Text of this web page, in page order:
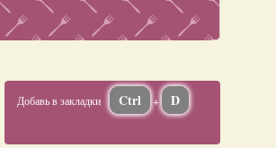
Добавь в закладки Ctrl + D